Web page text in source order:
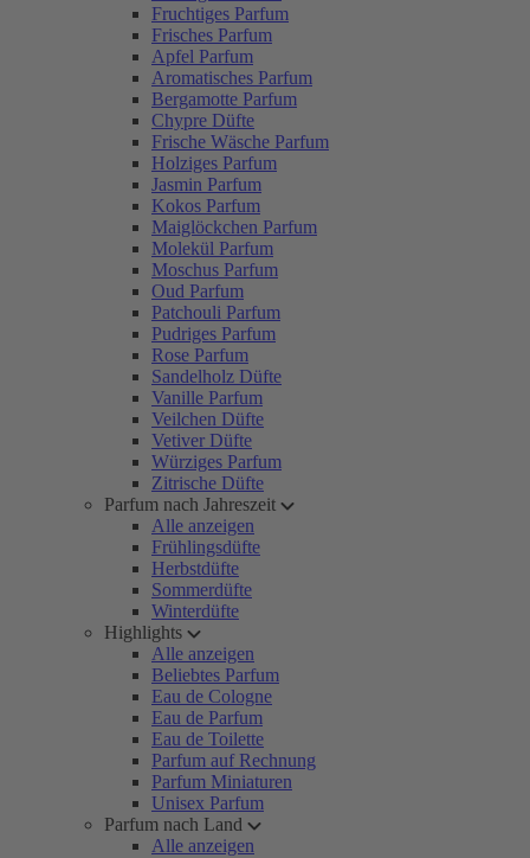
Fruchtiges Parfum
Frisches Parfum
Apfel Parfum
Aromatisches Parfum
Bergamotte Parfum
Chypre Düfte
Frische Wäsche Parfum
Holziges Parfum
Jasmin Parfum
Kokos Parfum
Maiglöckchen Parfum
Molekül Parfum
Moschus Parfum
Oud Parfum
Patchouli Parfum
Pudriges Parfum
Rose Parfum
Sandelholz Düfte
Vanille Parfum
Veilchen Düfte
Vetiver Düfte
Würziges Parfum
Zitrische Düfte
Parfum nach Jahreszeit
Alle anzeigen
Frühlingsdüfte
Herbstdüfte
Sommerdüfte
Winterdüfte
Highlights
Alle anzeigen
Beliebtes Parfum
Eau de Cologne
Eau de Parfum
Eau de Toilette
Parfum auf Rechnung
Parfum Miniaturen
Unisex Parfum
Parfum nach Land
Alle anzeigen